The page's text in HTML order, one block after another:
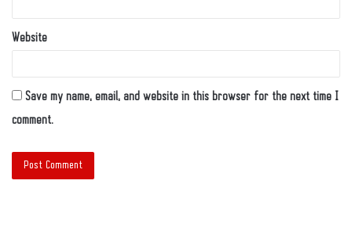
Website
Save my name, email, and website in this browser for the next time I
comment.